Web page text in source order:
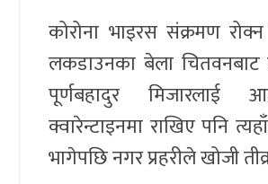
कोरोना भाइरस संक्रमण
लकडाउनका बेला
पूर्णबहादुर मिजारलाई
क्वारेन्टाइनमा राखिए पनि
भागेपछि नगर प्रहरीले खोजी